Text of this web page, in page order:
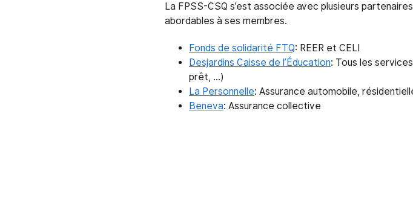
La FPSS-CSQ s’est associée avec plusieurs
abordables à ses membres.
Fonds de solidarité FTQ: REER et CELI
Desjardins Caisse de l’Éducation: Tous les
prêt, …)
La Personnelle: Assurance automobile,
Beneva: Assurance collective